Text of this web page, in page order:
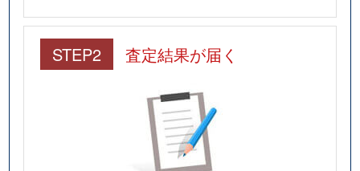
STEP2 査定結果が届く